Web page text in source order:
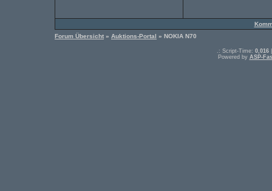
Forum Übersicht » Auktions-Portal » NOKIA N70
.: Script-Time: 0,016
Powered by ASP-